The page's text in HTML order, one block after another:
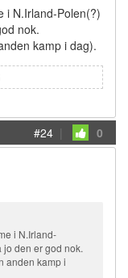
i N.Irland-Polen(?)
nok.
kamp i dag).
#24 | 0
i N.Irland-
jo den er god nok.
anden kamp i